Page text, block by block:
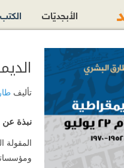
تأليف
نبذة عن
الأبجديّات الكتب